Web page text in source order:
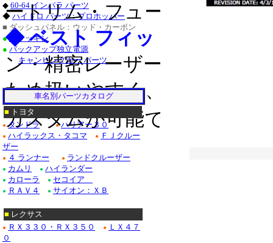
■レクサス：ＩＳ_
◆ 60-64 インパラ パーツ
◆ ハイドロ パーツ：プロホッパー
■ ダッシュパネル：ウッド・カーボン
●
トラッキン
● バックアップ独立電源
キャンピングカー パーツ
車名別パーツカタログ
■ トヨタ
● タンドラ ● ハリアー３０
● ハイラックス・タコマ ●
ＦＪクルー
ザー
● ４ ランナー ● ランドクルーザー
● カムリ ● ハイランダー
● カローラ ● セコイア
● ＲＡＶ４ ● サイオン：ＸＢ
■ レクサス
● ＲＸ３３０・ＲＸ３５０ ●
ＬＸ４７
０
ートリム・フューエル リッ
◆ ベスト フィット＆イージ
ン・精密レーザーカットで
ため扱いやすく、３Ｍ製両面
カスタムが可能です。